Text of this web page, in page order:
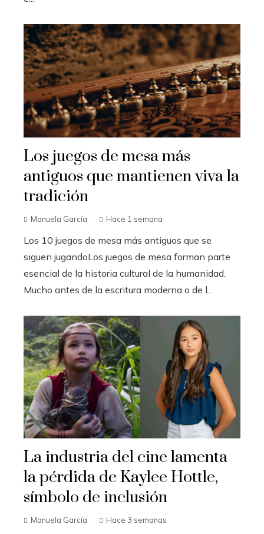
Los juegos de mesa más
antiguos que mantienen viva la
tradición
Manuela García Hace 1 semana
Los 10 juegos de mesa más antiguos que se
siguen jugandoLos juegos de mesa forman parte
esencial de la historia cultural de la humanidad.
Mucho antes de la escritura moderna o de l...
La industria del cine lamenta
la pérdida de Kaylee Hottle,
símbolo de inclusión
Manuela García Hace 3 semanas